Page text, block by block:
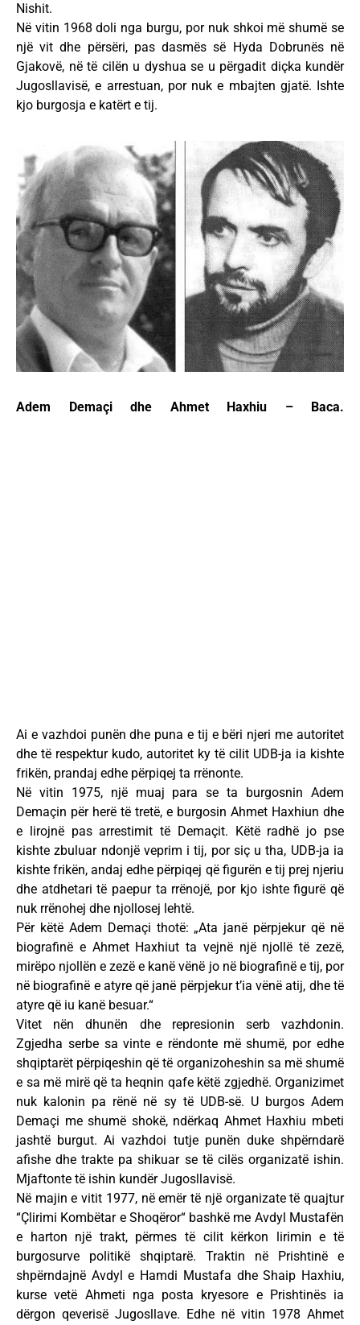
Nishit.
Në vitin 1968 doli nga burgu, por nuk shkoi më shumë se
një vit dhe përsëri, pas dasmës së Hyda Dobrunës në
Gjakovë, në të cilën u dyshua se u përgadit diçka kundër
Jugosllavisë, e arrestuan, por nuk e mbajten gjatë. Ishte
kjo burgosja e katërt e tij.
Adem Demaçi dhe Ahmet Haxhiu – Baca.
Ai e vazhdoi punën dhe puna e tij e bëri njeri me autoritet
dhe të respektur kudo, autoritet ky të cilit UDB-ja ia kishte
frikën, prandaj edhe përpiqej ta rrënonte.
Në vitin 1975, një muaj para se ta burgosnin Adem
Demaçin për herë të tretë, e burgosin Ahmet Haxhiun dhe
e lirojnë pas arrestimit të Demaçit. Këtë radhë jo pse
kishte zbuluar ndonjë veprim i tij, por siç u tha, UDB-ja ia
kishte frikën, andaj edhe përpiqej që figurën e tij prej njeriu
dhe atdhetari të paepur ta rrënojë, por kjo ishte figurë që
nuk rrënohej dhe njollosej lehtë.
Për këtë Adem Demaçi thotë: „Ata janë përpjekur që në
biografinë e Ahmet Haxhiut ta vejnë një njollë të zezë,
mirëpo njollën e zezë e kanë vënë jo në biografinë e tij, por
në biografinë e atyre që janë përpjekur t’ia vënë atij, dhe të
atyre që iu kanë besuar.“
Vitet nën dhunën dhe represionin serb vazhdonin.
Zgjedha serbe sa vinte e rëndonte më shumë, por edhe
shqiptarët përpiqeshin që të organizoheshin sa më shumë
e sa më mirë që ta heqnin qafe këtë zgjedhë. Organizimet
nuk kalonin pa rënë në sy të UDB-së. U burgos Adem
Demaçi me shumë shokë, ndërkaq Ahmet Haxhiu mbeti
jashtë burgut. Ai vazhdoi tutje punën duke shpërndarë
afishe dhe trakte pa shikuar se të cilës organizatë ishin.
Mjaftonte të ishin kundër Jugosllavisë.
Në majin e vitit 1977, në emër të një organizate të quajtur
“Çlirimi Kombëtar e Shoqëror“ bashkë me Avdyl Mustafën
e harton një trakt, përmes të cilit kërkon lirimin e të
burgosurve politikë shqiptarë. Traktin në Prishtinë e
shpërndajnë Avdyl e Hamdi Mustafa dhe Shaip Haxhiu,
kurse vetë Ahmeti nga posta kryesore e Prishtinës ia
dërgon qeverisë Jugosllave. Edhe në vitin 1978 Ahmet